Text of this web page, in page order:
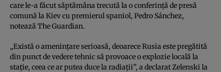
care le-a făcut săptămâna trecută la o conferință de presă
comună la Kiev cu premierul spaniol, Pedro Sánchez,
notează The Guardian.
„Există o amenințare serioasă, deoarece Rusia este pregătită
din punct de vedere tehnic să provoace o explozie locală la
stație, ceea ce ar putea duce la radiații”, a declarat Zelenski la